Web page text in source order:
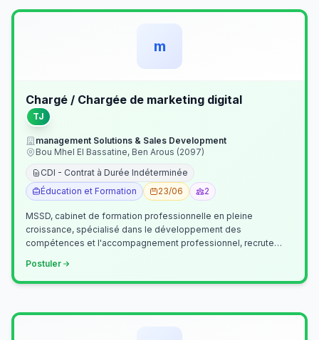
m
Chargé / Chargée de marketing digital
TJ
management Solutions & Sales Development
Bou Mhel El Bassatine, Ben Arous (2097)
CDI - Contrat à Durée Indéterminée
Éducation et Formation
23/06 2
MSSD, cabinet de formation professionnelle en pleine
croissance, spécialisé dans le développement des
compétences et l'accompagnement professionnel, recrute
Postuler